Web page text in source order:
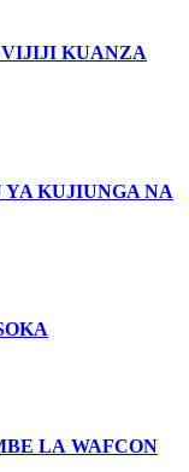
VIJIJI KUANZA
KUJIUNGA NA
LA WAFCON